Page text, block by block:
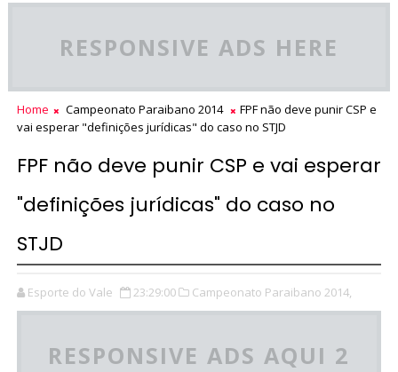
RESPONSIVE ADS HERE
Home Campeonato Paraibano 2014
FPF não deve punir CSP e
vai esperar "definições jurídicas" do caso no STJD
FPF não deve punir CSP e vai esperar
"definições jurídicas" do caso no
STJD
Esporte do Vale 23:29:00 Campeonato Paraibano 2014,
RESPONSIVE ADS AQUI 2